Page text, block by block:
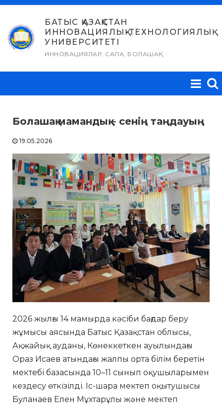
Skip
content
БАТЫС ҚАЗАҚСТАН
ИННОВАЦИЯЛЫҚ-ТЕХНОЛОГИЯЛЫҚ
УНИВЕРСИТЕТІ
ИННОВАЦИЯЛАР, САПА, БОЛАШАҚ
Болашақ мамандық – сенің таңдауың
19.05.2026
2026 жылғы 14 мамырда кәсіби бағдар беру
жұмысы аясында Батыс Қазақстан облысы,
Ақжайық ауданы, Көнеккеткен ауылындағы
Ораз Исаев атындағы жалпы орта білім беретін
мектебі базасында 10–11 сынып оқушыларымен
кездесу өткізілді. Іс-шара мектеп оқытушысы
Буланаев Елен Мұхтарұлы және мектеп